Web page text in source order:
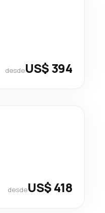
desdeUS$ 394
desdeUS$ 418